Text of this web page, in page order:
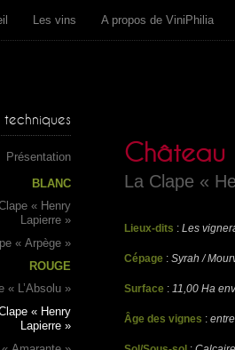
Les vins A propos de ViniPhilia
techniques
Présentation
BLANC
« Henry
Lapierre »
« Arpège »
ROUGE
« L’Absolu »
« Henry
Lapierre »
Château
La Clape «
Lieux-dits : Les
Cépage : Syrah /
Surface : 11,00 Ha env
Âge des vignes :